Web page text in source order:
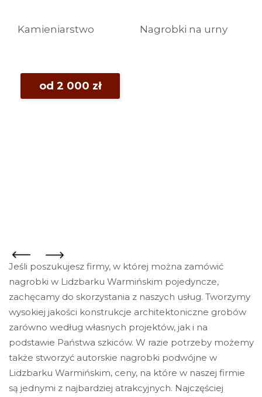
Kamieniarstwo Nagrobki na urny
Jeśli poszukujesz firmy, w której można zamówić
nagrobki w Lidzbarku Warmińskim pojedyncze,
zachęcamy do skorzystania z naszych usług. Tworzymy
wysokiej jakości konstrukcje architektoniczne grobów
zarówno według własnych projektów, jak i na
podstawie Państwa szkiców. W razie potrzeby możemy
także stworzyć autorskie nagrobki podwójne w
Lidzbarku Warmińskim, ceny, na które w naszej firmie
są jednymi z najbardziej atrakcyjnych. Najczęściej
od 2 000 zł